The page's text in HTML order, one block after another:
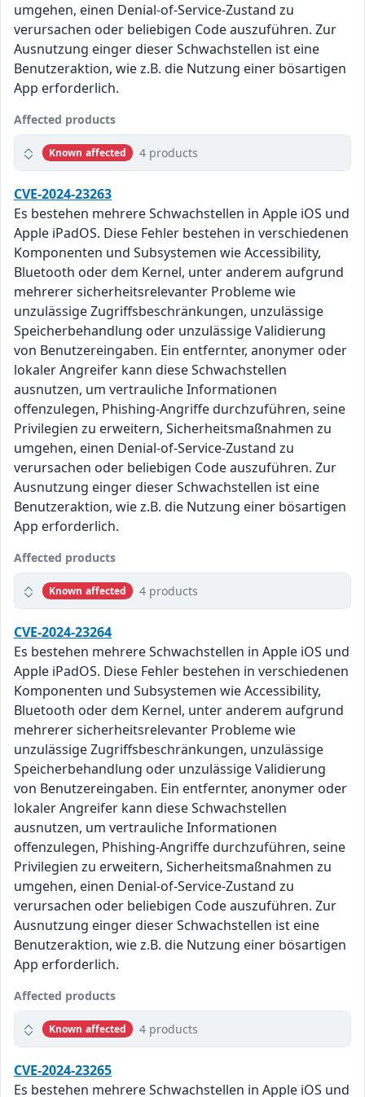
umgehen, einen Denial-of-Service-Zustand zu
verursachen oder beliebigen Code auszuführen. Zur
Ausnutzung einger dieser Schwachstellen ist eine
Benutzeraktion, wie z.B. die Nutzung einer bösartigen
App erforderlich.
Affected products
Known affected 4 products
CVE-2024-23263
Es bestehen mehrere Schwachstellen in Apple iOS und
Apple iPadOS. Diese Fehler bestehen in verschiedenen
Komponenten und Subsystemen wie Accessibility,
Bluetooth oder dem Kernel, unter anderem aufgrund
mehrerer sicherheitsrelevanter Probleme wie
unzulässige Zugriffsbeschränkungen, unzulässige
Speicherbehandlung oder unzulässige Validierung
von Benutzereingaben. Ein entfernter, anonymer oder
lokaler Angreifer kann diese Schwachstellen
ausnutzen, um vertrauliche Informationen
offenzulegen, Phishing-Angriffe durchzuführen, seine
Privilegien zu erweitern, Sicherheitsmaßnahmen zu
umgehen, einen Denial-of-Service-Zustand zu
verursachen oder beliebigen Code auszuführen. Zur
Ausnutzung einger dieser Schwachstellen ist eine
Benutzeraktion, wie z.B. die Nutzung einer bösartigen
App erforderlich.
Affected products
Known affected 4 products
CVE-2024-23264
Es bestehen mehrere Schwachstellen in Apple iOS und
Apple iPadOS. Diese Fehler bestehen in verschiedenen
Komponenten und Subsystemen wie Accessibility,
Bluetooth oder dem Kernel, unter anderem aufgrund
mehrerer sicherheitsrelevanter Probleme wie
unzulässige Zugriffsbeschränkungen, unzulässige
Speicherbehandlung oder unzulässige Validierung
von Benutzereingaben. Ein entfernter, anonymer oder
lokaler Angreifer kann diese Schwachstellen
ausnutzen, um vertrauliche Informationen
offenzulegen, Phishing-Angriffe durchzuführen, seine
Privilegien zu erweitern, Sicherheitsmaßnahmen zu
umgehen, einen Denial-of-Service-Zustand zu
verursachen oder beliebigen Code auszuführen. Zur
Ausnutzung einger dieser Schwachstellen ist eine
Benutzeraktion, wie z.B. die Nutzung einer bösartigen
App erforderlich.
Affected products
Known affected 4 products
CVE-2024-23265
Es bestehen mehrere Schwachstellen in Apple iOS und